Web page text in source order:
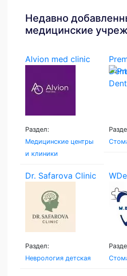
Недавно
медицинские
Alvion med clinic
Раздел:
Медицинские центры
и клиники
Dent
Dr. Safarova Clinic
Раздел:
Неврология детская